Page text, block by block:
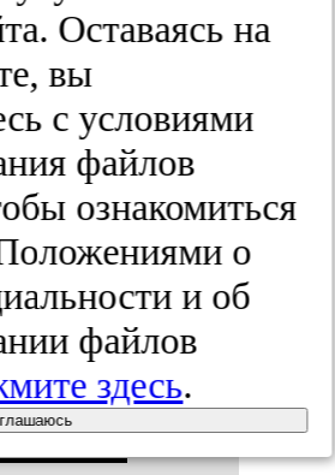
при
19.
Оставаясь на
вы
с условиями
файлов
ознакомиться
о
и об
файлов
здесь.